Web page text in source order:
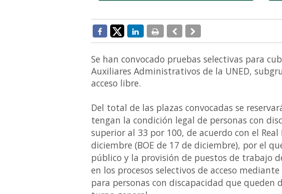
Se han convocado pruebas selectivas para
Auxiliares Administrativos de la UNED,
acceso libre.
Del total de las plazas convocadas se
tengan la condición legal de personas con
superior al 33 por 100, de acuerdo con el
diciembre (BOE de 17 de diciembre), por el
público y la provisión de puestos de trabajo
en los procesos selectivos de acceso
para personas con discapacidad que queden